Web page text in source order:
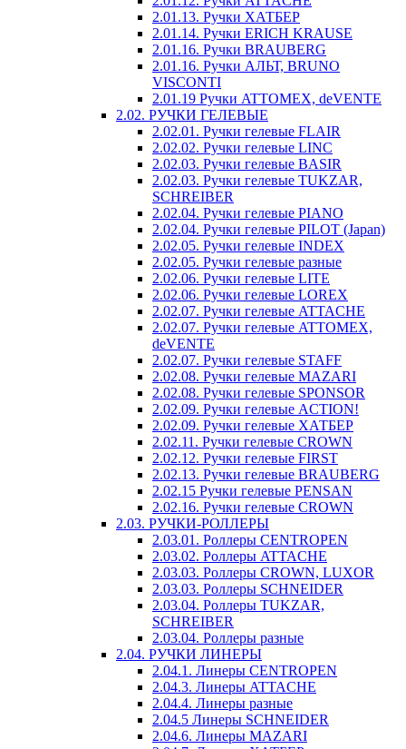
2.01.13. Ручки ХАТБЕР
2.01.14. Ручки ERICH KRAUSE
2.01.16. Ручки BRAUBERG
2.01.16. Ручки АЛЬТ, BRUNO
VISCONTI
2.01.19 Ручки ATTOMEX, deVENTE
2.02. РУЧКИ ГЕЛЕВЫЕ
2.02.01. Ручки гелевые FLAIR
2.02.02. Ручки гелевые LINC
2.02.03. Ручки гелевые BASIR
2.02.03. Ручки гелевые TUKZAR,
SCHREIBER
2.02.04. Ручки гелевые PIANO
2.02.04. Ручки гелевые PILOT (Japan)
2.02.05. Ручки гелевые INDEX
2.02.05. Ручки гелевые разные
2.02.06. Ручки гелевые LITE
2.02.06. Ручки гелевые LOREX
2.02.07. Ручки гелевые ATTACHE
2.02.07. Ручки гелевые ATTOMEX,
deVENTE
2.02.07. Ручки гелевые STAFF
2.02.08. Ручки гелевые MAZARI
2.02.08. Ручки гелевые SPONSOR
2.02.09. Ручки гелевые ACTION!
2.02.09. Ручки гелевые ХАТБЕР
2.02.11. Ручки гелевые CROWN
2.02.12. Ручки гелевые FIRST
2.02.13. Ручки гелевые BRAUBERG
2.02.15 Ручки гелевые PENSAN
2.02.16. Ручки гелевые CROWN
2.03. РУЧКИ-РОЛЛЕРЫ
2.03.01. Роллеры CENTROPEN
2.03.02. Роллеры ATTACHE
2.03.03. Роллеры CROWN, LUXOR
2.03.03. Роллеры SCHNEIDER
2.03.04. Роллеры TUKZAR,
SCHREIBER
2.03.04. Роллеры разные
2.04. РУЧКИ ЛИНЕРЫ
2.04.1. Линеры CENTROPEN
2.04.3. Линеры ATTACHE
2.04.4. Линеры разные
2.04.5 Линеры SCHNEIDER
2.04.6. Линеры MAZARI